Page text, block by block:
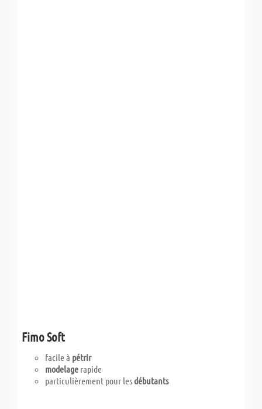
Fimo Soft
facile à pétrir
modelage rapide
particulièrement pour lesdébutants